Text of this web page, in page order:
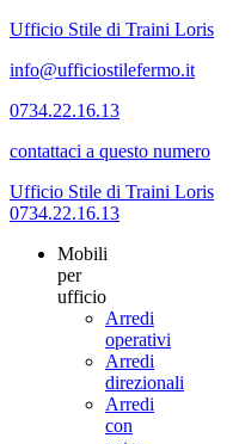
Ufficio Stile di Traini Loris
info@ufficiostilefermo.it
0734.22.16.13
contattaci a questo numero
Ufficio Stile di Traini Loris
0734.22.16.13
Mobili
per
ufficio
Arredi
operativi
Arredi
direzionali
Arredi
con